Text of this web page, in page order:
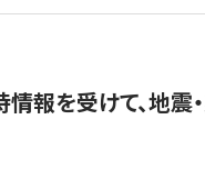
報を受けて、地